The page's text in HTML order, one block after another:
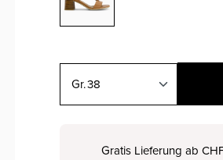
38
Gratis Lieferung ab